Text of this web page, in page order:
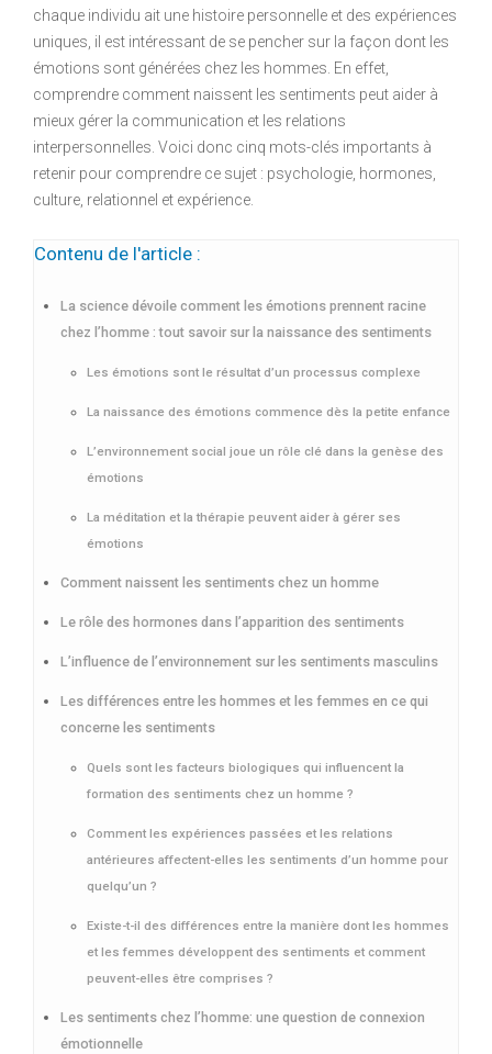
chaque individu ait une histoire personnelle et des expériences
uniques, il est intéressant de se pencher sur la façon dont les
émotions sont générées chez les hommes. En effet,
comprendre comment naissent les sentiments peut aider à
mieux gérer la communication et les relations
interpersonnelles. Voici donc cinq mots-clés importants à
retenir pour comprendre ce sujet : psychologie, hormones,
culture, relationnel et expérience.
Contenu de l'article :
La science dévoile comment les émotions prennent racine
chez l’homme : tout savoir sur la naissance des sentiments
Les émotions sont le résultat d’un processus complexe
La naissance des émotions commence dès la petite enfance
L’environnement social joue un rôle clé dans la genèse des
émotions
La méditation et la thérapie peuvent aider à gérer ses
émotions
Comment naissent les sentiments chez un homme
Le rôle des hormones dans l’apparition des sentiments
L’influence de l’environnement sur les sentiments masculins
Les différences entre les hommes et les femmes en ce qui
concerne les sentiments
Quels sont les facteurs biologiques qui influencent la
formation des sentiments chez un homme ?
Comment les expériences passées et les relations
antérieures affectent-elles les sentiments d’un homme pour
quelqu’un ?
Existe-t-il des différences entre la manière dont les hommes
et les femmes développent des sentiments et comment
peuvent-elles être comprises ?
Les sentiments chez l’homme: une question de connexion
émotionnelle